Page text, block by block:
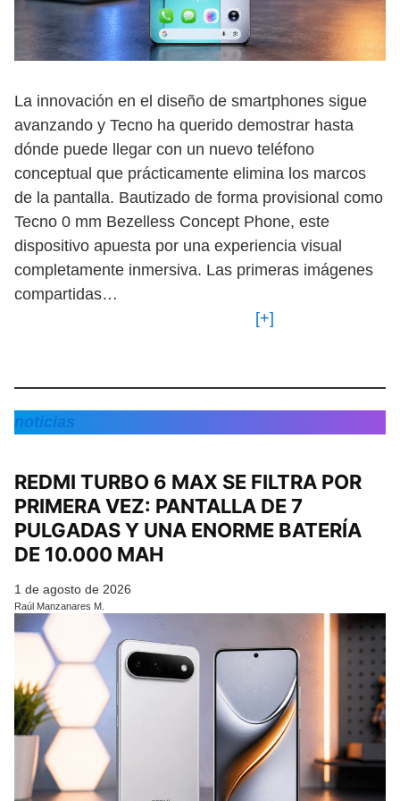
La innovación en el diseño de smartphones sigue
avanzando y Tecno ha querido demostrar hasta
dónde puede llegar con un nuevo teléfono
conceptual que prácticamente elimina los marcos
de la pantalla. Bautizado de forma provisional como
Tecno 0 mm Bezelless Concept Phone, este
dispositivo apuesta por una experiencia visual
completamente inmersiva. Las primeras imágenes
compartidas…
[+]
noticias
REDMI TURBO 6 MAX SE FILTRA POR
PRIMERA VEZ: PANTALLA DE 7
PULGADAS Y UNA ENORME BATERÍA
DE 10.000 MAH
1 de agosto de 2026
Raúl Manzanares M.